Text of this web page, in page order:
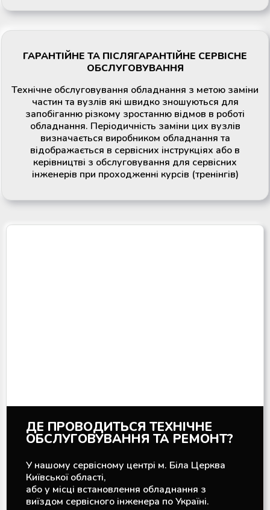
ГАРАНТІЙНЕ ТА ПІСЛЯГАРАНТІЙНЕ СЕРВІСНЕ
ОБСЛУГОВУВАННЯ
Технічне обслуговування обладнання з метою заміни
частин та вузлів які швидко зношуються для
запобіганню різкому зростанню відмов в роботі
обладнання. Періодичність заміни цих вузлів
визначається виробником обладнання та
відображається в сервісних інструкціях або в
керівництві з обслуговування для сервісних
інженерів при проходженні курсів (тренінгів)
ДЕ ПРОВОДИТЬСЯ ТЕХНІЧНЕ
ОБСЛУГОВУВАННЯ ТА РЕМОНТ?
У нашому сервісному центрі м. Біла Церква
Київської області,
або у місці встановлення обладнання з
виїздом сервісного інженера по Україні.